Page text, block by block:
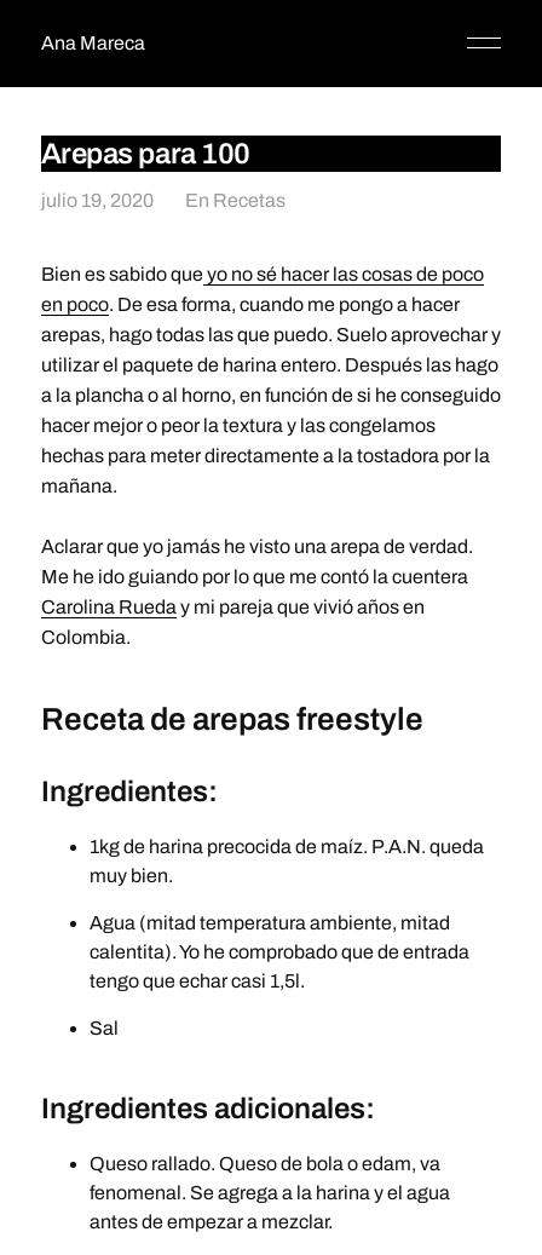
Ana Mareca
Arepas para 100
julio 19, 2020 En Recetas
Bien es sabido queyo no sé hacer las cosas de poco
en poco. De esa forma, cuando me pongo a hacer
arepas, hago todas las que puedo. Suelo aprovechar y
utilizar el paquete de harina entero. Después las hago
a la plancha o al horno, en función de si he conseguido
hacer mejor o peor la textura y las congelamos
hechas para meter directamente a la tostadora por la
mañana.
Aclarar que yo jamás he visto una arepa de verdad.
Me he ido guiando por lo que me contó la cuentera
Carolina Rueda y mi pareja que vivió años en
Colombia.
Receta de arepas freestyle
Ingredientes:
1kg de harina precocida de maíz. P.A.N. queda
muy bien.
Agua (mitad temperatura ambiente, mitad
calentita). Yo he comprobado que de entrada
tengo que echar casi 1,5l.
Sal
Ingredientes adicionales:
Queso rallado. Queso de bola o edam, va
fenomenal. Se agrega a la harina y el agua
antes de empezar a mezclar.